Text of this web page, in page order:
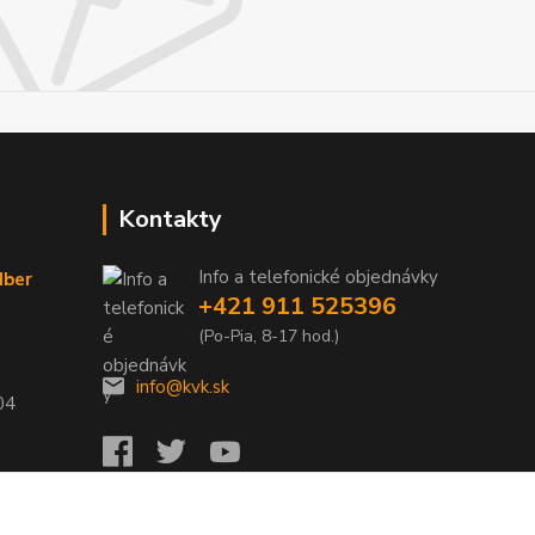
Kontakty
Info a telefonické objednávky
+421 911 525396
(Po-Pia, 8-17 hod.)
info@kvk.sk